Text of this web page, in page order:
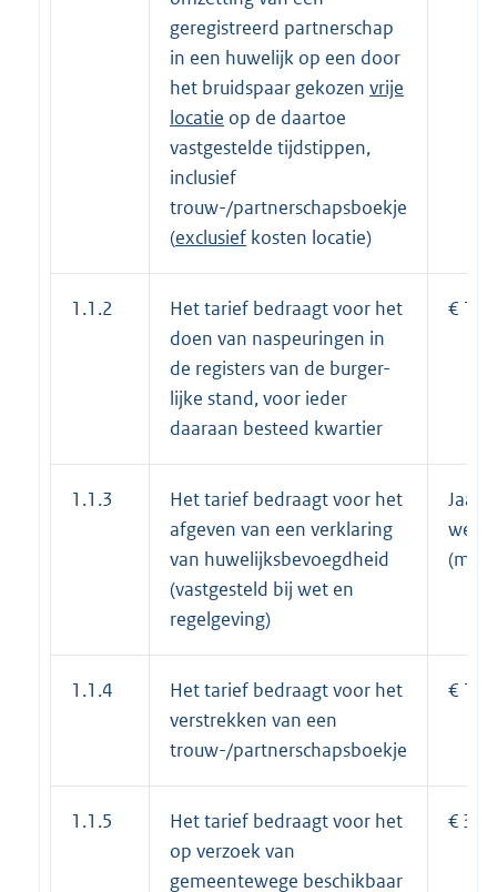
geregistreerd partnerschap
in een huwelijk op een door
het bruidspaar gekozen vrije
locatie op de daartoe
vastgestelde tijdstippen,
inclusief
trouw-/partnerschapsboekje
(exclusief kosten locatie)
1.1.2
Het tarief bedraagt voor het
doen van naspeuringen in
de registers van de burger-
lijke stand, voor ieder
daaraan besteed kwartier
€
1.1.3
Het tarief bedraagt voor het
afgeven van een verklaring
van huwelijksbevoegdheid
(vastgesteld bij wet en
regelgeving)
1.1.4
Het tarief bedraagt voor het
verstrekken van een
trouw-/partnerschapsboekje
€
1.1.5
Het tarief bedraagt voor het
op verzoek van
gemeentewege beschikbaar
€